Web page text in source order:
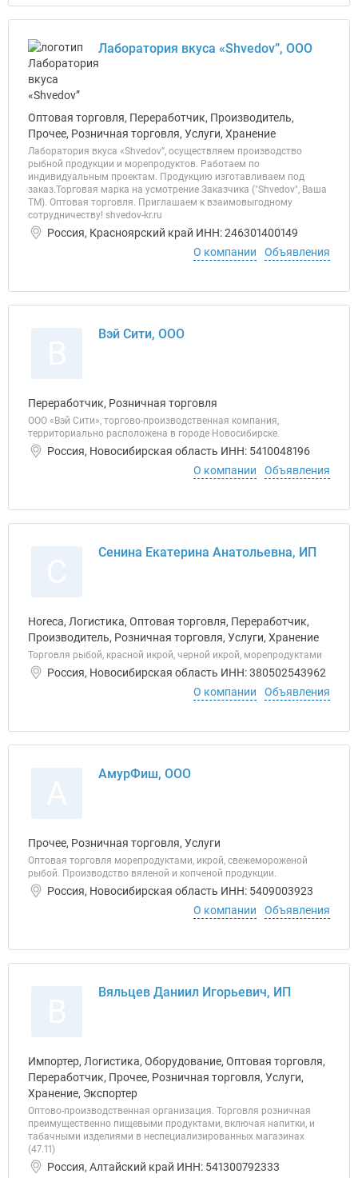
Лаборатория вкуса «Shvedov”, ООО
Оптовая торговля, Переработчик, Производитель,
Прочее, Розничная торговля, Услуги, Хранение
Лаборатория вкуса «Shvedov”, осуществляем производство
рыбной продукции и морепродуктов. Работаем по
индивидуальным проектам. Продукцию изготавливаем под
заказ.Торговая марка на усмотрение Заказчика ("Shvedov", Ваша
ТМ). Оптовая торговля. Приглашаем к взаимовыгодному
сотрудничеству! shvedov-kr.ru
Россия, Красноярский край ИНН: 246301400149
О компании
Объявления
Вэй Сити, ООО
Переработчик, Розничная торговля
ООО «Вэй Сити», торгово-производственная компания,
территориально расположена в городе Новосибирске.
Россия, Новосибирская область ИНН: 5410048196
О компании
Объявления
Сенина Екатерина Анатольевна, ИП
Horeca, Логистика, Оптовая торговля, Переработчик,
Производитель, Розничная торговля, Услуги, Хранение
Торговля рыбой, красной икрой, черной икрой, морепродуктами
Россия, Новосибирская область ИНН: 380502543962
О компании
Объявления
АмурФиш, ООО
Прочее, Розничная торговля, Услуги
Оптовая торговля морепродуктами, икрой, свежемороженой
рыбой. Производство вяленой и копченой продукции.
Россия, Новосибирская область ИНН: 5409003923
О компании
Объявления
Вяльцев Даниил Игорьевич, ИП
Импортер, Логистика, Оборудование, Оптовая торговля,
Переработчик, Прочее, Розничная торговля, Услуги,
Хранение, Экспортер
Оптово-производственная организация. Торговля розничная
преимущественно пищевыми продуктами, включая напитки, и
табачными изделиями в неспециализированных магазинах
(47.11)
Россия, Алтайский край ИНН: 541300792333